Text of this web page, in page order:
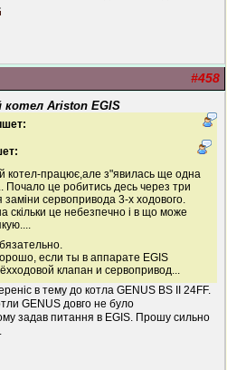
#458
котел Ariston EGIS
котел-працює,але з"явилась ще одна
Почало це робитись десь через три
заміни сервопривода 3-х ходового.
скільки це небезпечно і в що може
если ты в аппарате EGIS
клапан и сервопривод...
в тему до котла GENUS BS II 24FF.
GENUS довго не було
задав питання в EGIS. Прошу сильно